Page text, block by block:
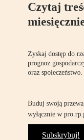
Czytaj
Zyskaj dostęp do
prognoz
oraz społeczeństwo.
Buduj swoją
wyłącznie w
Subskrybuj!